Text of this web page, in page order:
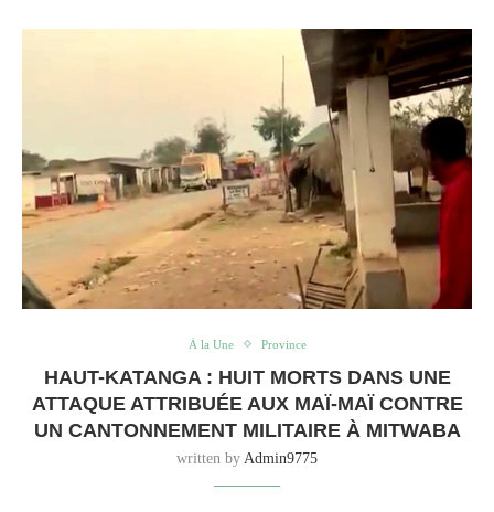
À la Une Province
HAUT-KATANGA : HUIT MORTS DANS UNE
ATTAQUE ATTRIBUÉE AUX MAÏ-MAÏ CONTRE
UN CANTONNEMENT MILITAIRE À MITWABA
written by Admin9775